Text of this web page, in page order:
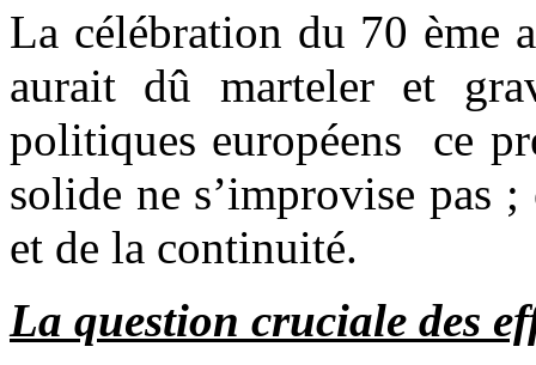
La célébration du 70 ème
aurait dû marteler et
politiques européens ce
solide ne s’improvise pas
et de la continuité.
La question cruciale des